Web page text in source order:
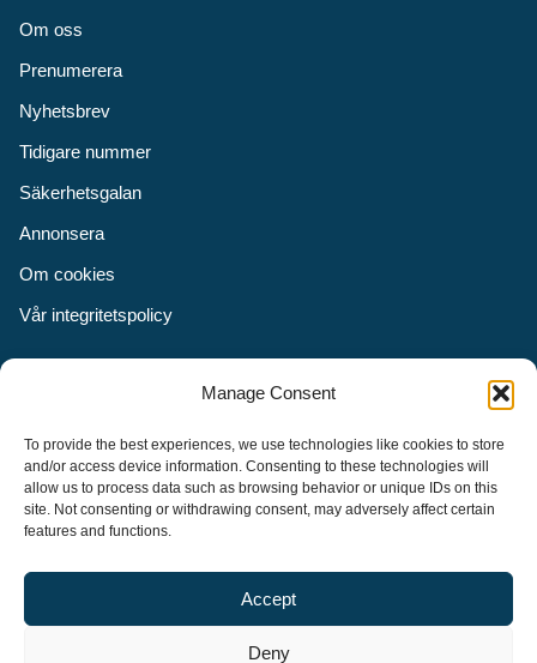
Manage Consent
To provide the best experiences, we use technologies like cookies to store
and/or access device information. Consenting to these technologies will
allow us to process data such as browsing behavior or unique IDs on this
site. Not consenting or withdrawing consent, may adversely affect certain
features and functions.
Accept
Deny
Om oss
Prenumerera
Nyhetsbrev
Tidigare nummer
Säkerhetsgalan
Annonsera
Om cookies
Vår integritetspolicy
Instagram
LinkedIn
Säkerhet år 2003 för att stimulera, utveckla och informera om